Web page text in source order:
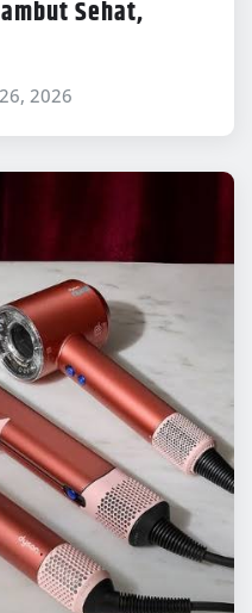
Sehat,
2026